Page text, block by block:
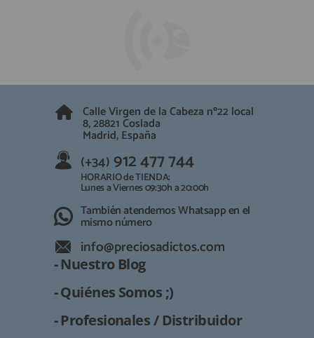
Calle Virgen de la Cabeza nº22 local
8, 28821 Coslada
Madrid, España
(+34) 912 477 744
HORARIO de TIENDA:
Lunes a Viernes 09:30h a 20:00h
También atendemos Whatsapp en el
mismo número
info@preciosadictos.com
- Nuestro Blog
- Quiénes Somos ;)
- Profesionales / Distribuidor